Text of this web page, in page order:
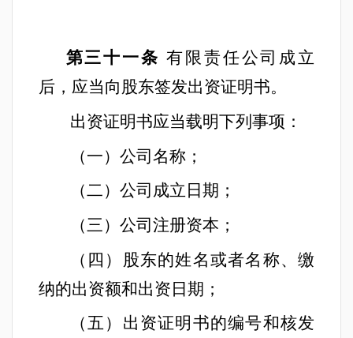
第三十一条 有限责任公司成立
后，应当向股东签发出资证明书。
出资证明书应当载明下列事项：
（一）公司名称；
（二）公司成立日期；
（三）公司注册资本；
（四）股东的姓名或者名称、缴
纳的出资额和出资日期；
（五）出资证明书的编号和核发